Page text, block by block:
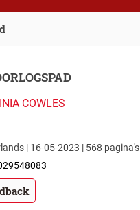
COWLES
| 16-05-2023 | 568 pagina's